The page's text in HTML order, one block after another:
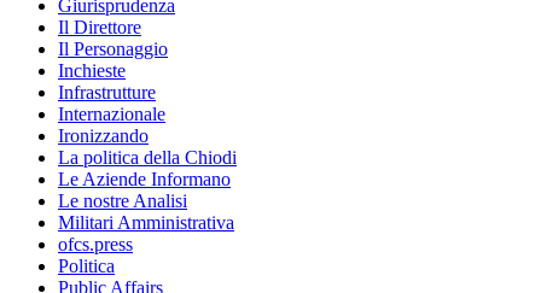
Giurisprudenza
Il Direttore
Il Personaggio
Inchieste
Infrastrutture
Internazionale
Ironizzando
La politica della Chiodi
Le Aziende Informano
Le nostre Analisi
Militari Amministrativa
ofcs.press
Politica
Public Affairs